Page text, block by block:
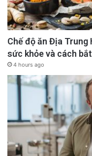
Chế độ ăn Địa Trung
sức khỏe và cách
4 hours ago